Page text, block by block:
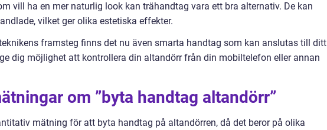
vill ha en mer naturlig look kan trähandtag vara ett bra alternativ. De kan
vilket ger olika estetiska effekter.
framsteg finns det nu även smarta handtag som kan anslutas till ditt
dig möjlighet att kontrollera din altandörr från din mobiltelefon eller annan
om ”byta handtag altandörr”
mätning för att byta handtag på altandörren, då det beror på olika